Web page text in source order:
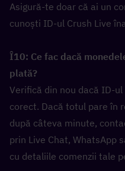
Asigură-te doar că ai un
cunoști ID-ul Crush Live
Î10: Ce fac dacă
plată?
Verifică din nou dacă ID-
corect. Dacă totul pare în
după câteva minute,
prin Live Chat, WhatsApp
cu detaliile comenzii tale